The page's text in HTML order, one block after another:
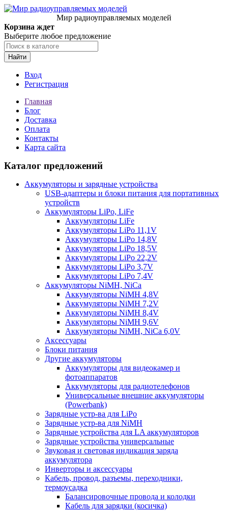
Мир радиоуправляемых моделей
Корзина ждет
Выберите любое предложение
Найти
Вход
Регистрация
Главная
Блог
Доставка
Оплата
Контакты
Карта сайта
Каталог предложений
Аккумуляторы и зарядные устройства
USB-адаптеры и блоки питания для портативных
устройств
Аккумуляторы LiPo, LiFe
Аккумуляторы LiFe
Аккумуляторы LiPo 11,1V
Аккумуляторы LiPo 14,8V
Аккумуляторы LiPo 18,5V
Аккумуляторы LiPo 22,2V
Аккумуляторы LiPo 3,7V
Аккумуляторы LiPo 7,4V
Аккумуляторы NiMH, NiCa
Аккумуляторы NiMH 4,8V
Аккумуляторы NiMH 7,2V
Аккумуляторы NiMH 8,4V
Аккумуляторы NiMH 9,6V
Аккумуляторы NiMH, NiCa 6,0V
Аксессуары
Блоки питания
Другие аккумуляторы
Аккумуляторы для видеокамер и
фотоаппаратов
Аккумуляторы для радиотелефонов
Универсальные внешние аккумуляторы
(Powerbank)
Зарядные устр-ва для LiPo
Зарядные устр-ва для NiMH
Зарядные устройства для LA аккумуляторов
Зарядные устройства универсальные
Звуковая и световая индикация заряда
аккумулятора
Инверторы и аксессуары
Кабель, провод, разъемы, переходники,
термоусадка
Балансировочные провода и колодки
Кабель для зарядки (косичка)